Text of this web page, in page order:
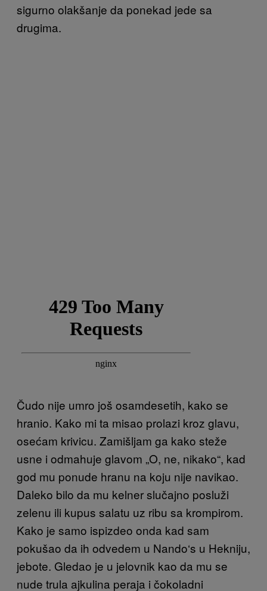
sigurno olakšanje da ponekad jede sa
drugima.
Čudo nije umro još osamdesetih, kako se
hranio. Kako mi ta misao prolazi kroz glavu,
osećam krivicu. Zamišljam ga kako steže
usne i odmahuje glavom „O, ne, nikako“, kad
god mu ponude hranu na koju nije navikao.
Daleko bilo da mu kelner slučajno posluži
zelenu ili kupus salatu uz ribu sa krompirom.
Kako je samo ispizdeo onda kad sam
pokušao da ih odvedem u Nando‘s u Hekniju,
jebote. Gledao je u jelovnik kao da mu se
nude trula ajkulina peraja i čokoladni